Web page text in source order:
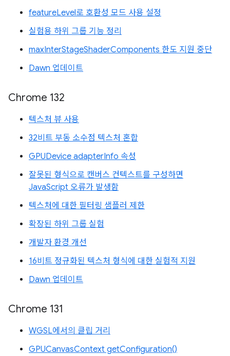
featureLevel로 호환성 모드 사용 설정
실험용 하위 그룹 기능 정리
maxInterStageShaderComponents 한도 지원 중단
Dawn 업데이트
Chrome 132
텍스처 뷰 사용
32비트 부동 소수점 텍스처 혼합
GPUDevice adapterInfo 속성
잘못된 형식으로 캔버스 컨텍스트를 구성하면
JavaScript 오류가 발생함
텍스처에 대한 필터링 샘플러 제한
확장된 하위 그룹 실험
개발자 환경 개선
16비트 정규화된 텍스처 형식에 대한 실험적 지원
Dawn 업데이트
Chrome 131
WGSL에서의 클립 거리
GPUCanvasContext getConfiguration()